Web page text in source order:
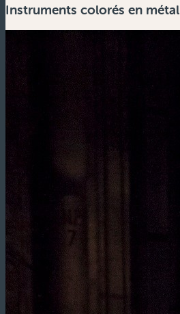
Instruments colorés en métal